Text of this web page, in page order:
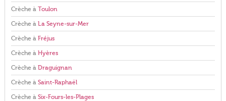
Crèche à Toulon
Crèche à La Seyne-sur-Mer
Crèche à Fréjus
Crèche à Hyères
Crèche à Draguignan
Crèche à Saint-Raphaël
Crèche à Six-Fours-les-Plages